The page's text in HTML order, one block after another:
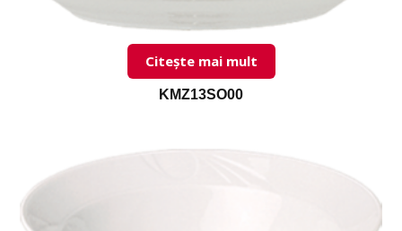
KMZ13SO00
Citește mai mult